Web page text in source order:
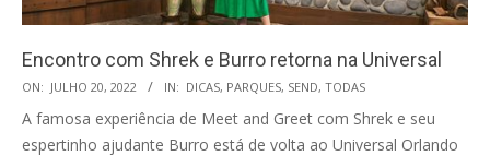
Encontro com Shrek e Burro retorna na Universal
2022-
07-
20
ON: JULHO 20, 2022 IN: DICAS, PARQUES, SEND, TODAS
A famosa experiência de Meet and Greet com Shrek e seu
espertinho ajudante Burro está de volta ao Universal Orlando